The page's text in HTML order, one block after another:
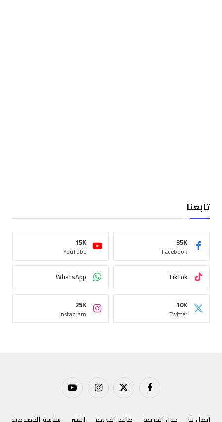
تابعنا
Facebook
35K
YouTube
15K
TikTok
WhatsApp
Twitter
10K
Instagram
25K
فيسبوك X الانستغراميوتيوب
اتصل بنا حول الجريدة طاقم الجريدة للنشر سياسة الخصوصية